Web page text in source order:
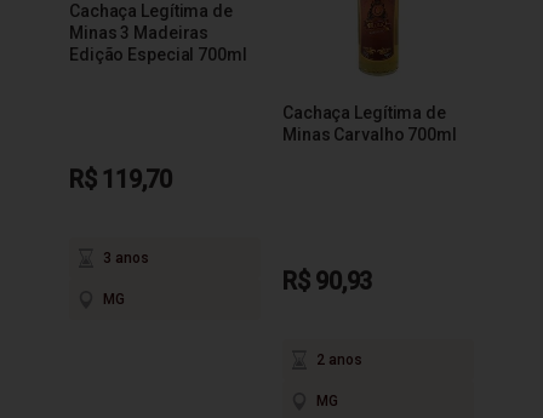
Cachaça Legítima de
Minas 3 Madeiras
Edição Especial 700ml
R$ 119,70
3 anos
MG
Cachaça Legítima de
Minas Carvalho 700ml
R$ 90,93
2 anos
MG